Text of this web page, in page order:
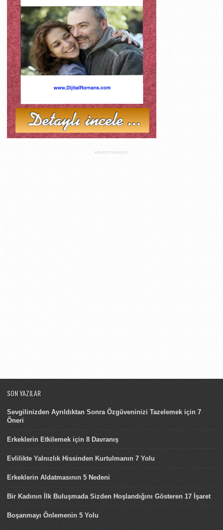
ADVERTISEMENT
SON YAZILAR
Sevgilinizden Ayrıldıktan Sonra Özgüveninizi Tazelemek için 7
Öneri
Erkeklerin Etkilemek için 8 Davranış
Evlilikte Yalnızlık Hissinden Kurtulmanın 7 Yolu
Erkeklerin Aldatmasının 5 Nedeni
Bir Kadının İlk Buluşmada Sizden Hoşlandığını Gösteren 17 İşaret
Boşanmayı Önlemenin 5 Yolu